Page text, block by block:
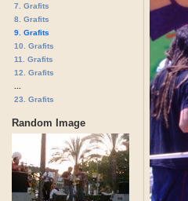
7. Grafits
8. Grafits
9. Grafits
10. Grafits
11. Grafits
12. Grafits
23. Grafits
Random Image